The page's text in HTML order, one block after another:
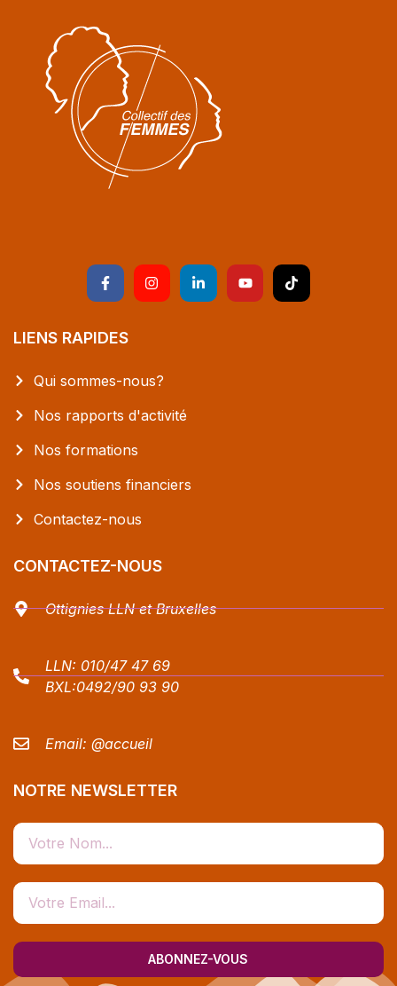
LIENS RAPIDES
Qui sommes-nous?
Nos rapports d'activité
Nos formations
Nos soutiens financiers
Contactez-nous
CONTACTEZ-NOUS
Ottignies LLN et Bruxelles
LLN: 010/47 47 69
BXL:0492/90 93 90
Email: @accueil
NOTRE NEWSLETTER
ABONNEZ-VOUS